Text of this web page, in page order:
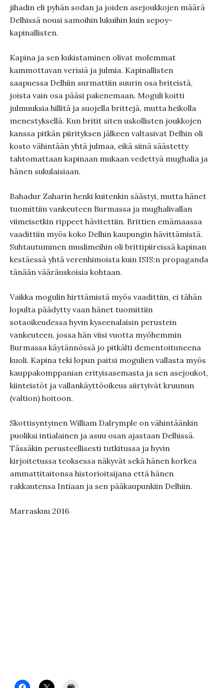
jihadin eli pyhän sodan ja joiden asejoukkojen määrä
Delhissä nousi samoihin lukuihin kuin sepoy-
kapinallisten.
Kapina ja sen kukistaminen olivat molemmat
kammottavan verisiä ja julmia. Kapinallisten
saapuessa Delhiin surmattiin suurin osa briteistä,
joista vain osa pääsi pakenemaan. Moguli koitti
julmuuksia hillitä ja suojella brittejä, mutta heikolla
menestyksellä. Kun britit siten uskollisten joukkojen
kanssa pitkän piirityksen jälkeen valtasivat Delhin oli
kosto vähintään yhtä julmaa, eikä siinä säästetty
tahtomattaan kapinaan mukaan vedettyä mughalia ja
hänen sukulaisiaan.
Bahadur Zaharin henki kuitenkin säästyi, mutta hänet
tuomittiin vankeuteen Burmassa ja mughalivallan
viimeisetkin rippeet hävitettiin. Brittien emämaassa
vaadittiin myös koko Delhin kaupungin hävittämistä.
Suhtautuminen muslimeihin oli brittipiireissä kapinan
kestäessä yhtä verenhimoista kuin ISIS:n propaganda
tänään vääräuskoisia kohtaan.
Vaikka mogulin hirttämistä myös vaadittiin, ei tähän
lopulta päädytty vaan hänet tuomittiin
sotaoikeudessa hyvin kyseenalaisin perustein
vankeuteen, jossa hän viisi vuotta myöhemmin
Burmassa käytännössä jo pitkälti dementoituneena
kuoli. Kapina teki lopun paitsi mogulien vallasta myös
kauppakomppanian erityisasemasta ja sen asejoukot,
kiinteistöt ja vallankäyttöoikeus siirtyivät kruunun
(valtion) hoitoon.
Skottisyntyinen William Dalrymple on vähintäänkin
puoliksi intialainen ja asuu osan ajastaan Delhissä.
Tässäkin perusteellisesti tutkitussa ja hyvin
kirjoitetussa teoksessa näkyvät sekä hänen korkea
ammattitaitonsa historioitsijana että hänen
rakkautensa Intiaan ja sen pääkaupunkiin Delhiin.
Marraskuu 2016